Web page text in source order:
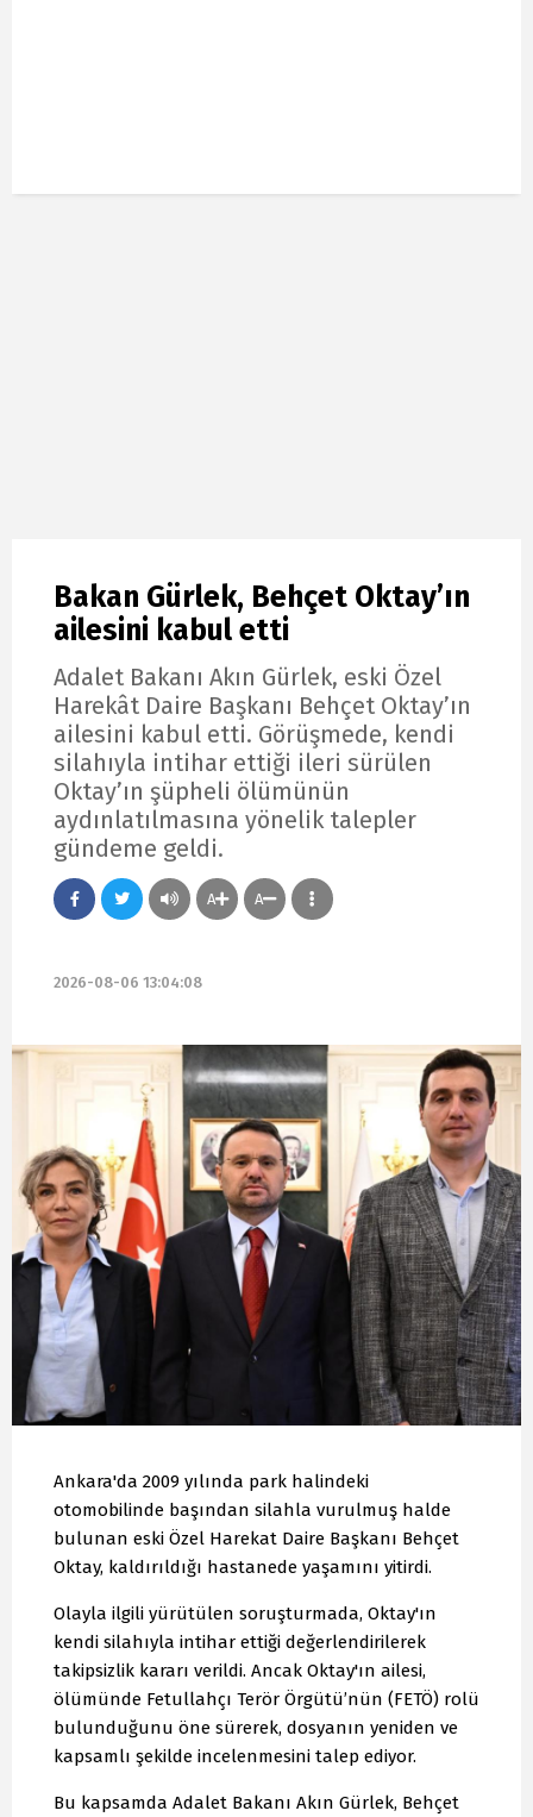
Bakan Gürlek, Behçet Oktay’ın
ailesini kabul etti
Adalet Bakanı Akın Gürlek, eski Özel
Harekât Daire Başkanı Behçet Oktay’ın
ailesini kabul etti. Görüşmede, kendi
silahıyla intihar ettiği ileri sürülen
Oktay’ın şüpheli ölümünün
aydınlatılmasına yönelik talepler
gündeme geldi.
A A
2026-08-06 13:04:08
Ankara'da 2009 yılında park halindeki
otomobilinde başından silahla vurulmuş halde
bulunan eski Özel Harekat Daire Başkanı Behçet
Oktay, kaldırıldığı hastanede yaşamını yitirdi.
Olayla ilgili yürütülen soruşturmada, Oktay'ın
kendi silahıyla intihar ettiği değerlendirilerek
takipsizlik kararı verildi. Ancak Oktay'ın ailesi,
ölümünde Fetullahçı Terör Örgütü’nün (FETÖ) rolü
bulunduğunu öne sürerek, dosyanın yeniden ve
kapsamlı şekilde incelenmesini talep ediyor.
Bu kapsamda Adalet Bakanı Akın Gürlek, Behçet